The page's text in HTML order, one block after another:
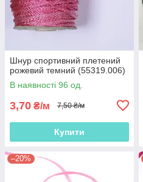
Шнур спортивний плетений
рожевий темний (55319.006)
В наявності 96 од.
3,70 ₴/м 7,50 ₴/м
Купити
–20%